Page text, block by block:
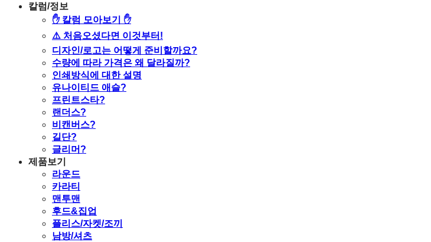
칼럼/정보
✋ 칼럼 모아보기 ✋
⚠️ 처음오셨다면 이것부터!
디자인/로고는 어떻게 준비할까요?
수량에 따라 가격은 왜 달라질까?
인쇄방식에 대한 설명
유나이티드 애슬?
프린트스타?
랜더스?
비캔버스?
길단?
글리머?
제품보기
라운드
카라티
맨투맨
후드&집업
플리스/자켓/조끼
남방/셔츠